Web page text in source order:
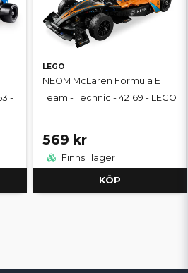
-
LEGO
NEOM McLaren Formula E
Team - Technic - 42169 - LEGO
569 kr
Finns i lager
KÖP